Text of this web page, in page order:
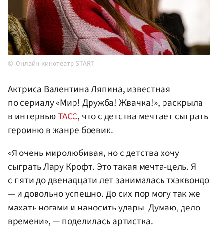
Онлайн-кинотеатр START
АктрисаВалентина Ляпина, известная
по сериалу «Мир! Дружба! Жвачка!», раскрыла
в интервьюТАСС, что с детства мечтает сыграть
героиню в жанре боевик.
«Я очень миролюбивая, но с детства хочу
сыграть Лару Крофт. Это такая мечта-цель. Я
с пяти до двенадцати лет занималась тхэквондо
— и довольно успешно. До сих пор могу так же
махать ногами и наносить удары. Думаю, дело
времени», — поделилась артистка.